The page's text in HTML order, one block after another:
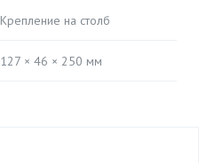
Крепление на столб
127 × 46 × 250 мм